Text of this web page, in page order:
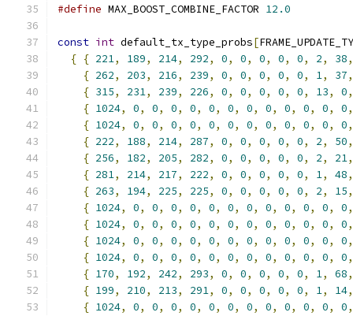
#define MAX_BOOST_COMBINE_FACTOR 12.0
const int default_tx_type_probs[
{ { 221, 189, 214, 292, 0, 0, 0, 0, 0, 2, 38,
{ 262, 203, 216, 239, 0, 0, 0, 0, 0, 1, 37,
{ 315, 231, 239, 226, 0, 0, 0, 0, 0, 13, 0,
{ 1024, 0, 0, 0, 0, 0, 0, 0, 0, 0, 0, 0, 0,
{ 1024, 0, 0, 0, 0, 0, 0, 0, 0, 0, 0, 0, 0,
{ 222, 188, 214, 287, 0, 0, 0, 0, 0, 2, 50,
{ 256, 182, 205, 282, 0, 0, 0, 0, 0, 2, 21,
{ 281, 214, 217, 222, 0, 0, 0, 0, 0, 1, 48,
{ 263, 194, 225, 225, 0, 0, 0, 0, 0, 2, 15,
{ 1024, 0, 0, 0, 0, 0, 0, 0, 0, 0, 0, 0, 0,
{ 1024, 0, 0, 0, 0, 0, 0, 0, 0, 0, 0, 0, 0,
{ 1024, 0, 0, 0, 0, 0, 0, 0, 0, 0, 0, 0, 0,
{ 1024, 0, 0, 0, 0, 0, 0, 0, 0, 0, 0, 0, 0,
{ 170, 192, 242, 293, 0, 0, 0, 0, 0, 1, 68,
{ 199, 210, 213, 291, 0, 0, 0, 0, 0, 1, 14,
{ 1024, 0, 0, 0, 0, 0, 0, 0, 0, 0, 0, 0, 0,